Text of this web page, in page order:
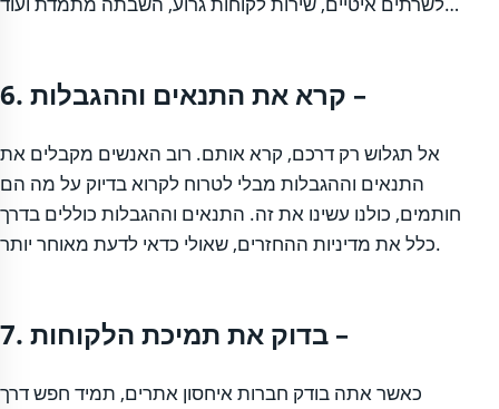
6. קרא את התנאים וההגבלות –
אל תגלוש רק דרכם, קרא אותם. רוב האנשים מקבלים את
התנאים וההגבלות מבלי לטרוח לקרוא בדיוק על מה הם
חותמים, כולנו עשינו את זה. התנאים וההגבלות כוללים בדרך
כלל את מדיניות ההחזרים, שאולי כדאי לדעת מאוחר יותר.
7. בדוק את תמיכת הלקוחות –
כאשר אתה בודק חברות איחסון אתרים, תמיד חפש דרך